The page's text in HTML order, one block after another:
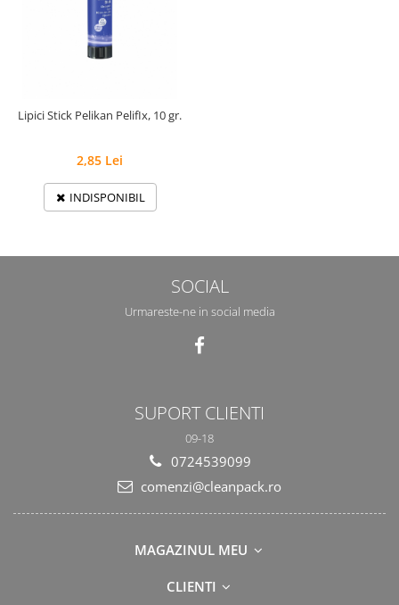
Lipici Stick Pelikan PelifIx, 10 gr.
2,85 Lei
INDISPONIBIL
SOCIAL
Urmareste-ne in social media
SUPORT CLIENTI
09-18
0724539099
comenzi@cleanpack.ro
MAGAZINUL MEU
CLIENTI